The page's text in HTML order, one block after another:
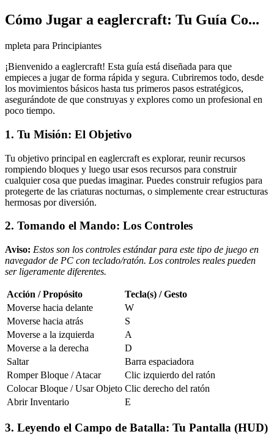
Cómo Jugar a eaglercraft: Tu Guía Co...
mpleta para Principiantes
¡Bienvenido a eaglercraft! Esta guía está diseñada para que
empieces a jugar de forma rápida y segura. Cubriremos todo, desde
los movimientos básicos hasta tus primeros pasos estratégicos,
asegurándote de que construyas y explores como un profesional en
poco tiempo.
1. Tu Misión: El Objetivo
Tu objetivo principal en eaglercraft es explorar, reunir recursos
rompiendo bloques y luego usar esos recursos para construir
cualquier cosa que puedas imaginar. Puedes construir refugios para
protegerte de las criaturas nocturnas, o simplemente crear estructuras
hermosas por diversión.
2. Tomando el Mando: Los Controles
Aviso: Estos son los controles estándar para este tipo de juego en
navegador de PC con teclado/ratón. Los controles reales pueden
ser ligeramente diferentes.
Acción / Propósito
Tecla(s) / Gesto
Moverse hacia delante
W
Moverse hacia atrás
S
Moverse a la izquierda
A
Moverse a la derecha
D
Saltar
Barra espaciadora
Romper Bloque / Atacar
Clic izquierdo del ratón
Colocar Bloque / Usar Objeto Clic derecho del ratón
Abrir Inventario
E
3. Leyendo el Campo de Batalla: Tu Pantalla (HUD)